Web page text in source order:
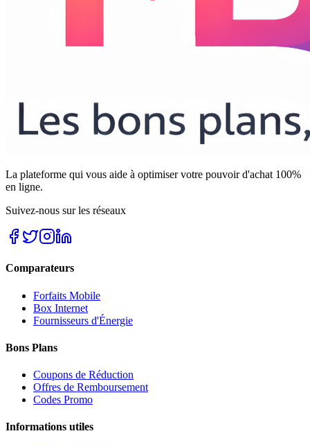
La plateforme qui vous aide à optimiser votre pouvoir d'achat 100%
en ligne.
Suivez-nous sur les réseaux
Comparateurs
Forfaits Mobile
Box Internet
Fournisseurs d'Énergie
Bons Plans
Coupons de Réduction
Offres de Remboursement
Codes Promo
Informations utiles